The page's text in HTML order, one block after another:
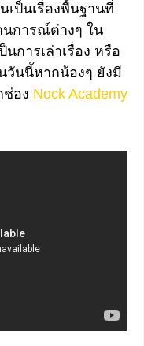
เป็นเรื่องพื้นฐานที่
นการณ์ต่างๆ ใน
การเล่าเรื่อง หรือ
วันนี้หากน้องๆ ยังมี
ช่อง Nock Academy